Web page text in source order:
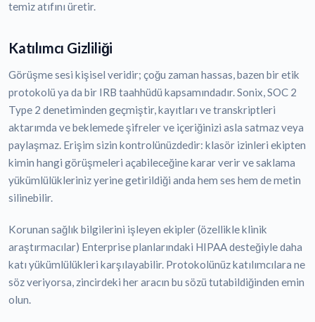
temiz atıfını üretir.
Katılımcı Gizliliği
Görüşme sesi kişisel veridir; çoğu zaman hassas, bazen bir etik
protokolü ya da bir IRB taahhüdü kapsamındadır. Sonix, SOC 2
Type 2 denetiminden geçmiştir, kayıtları ve transkriptleri
aktarımda ve beklemede şifreler ve içeriğinizi asla satmaz veya
paylaşmaz. Erişim sizin kontrolünüzdedir: klasör izinleri ekipten
kimin hangi görüşmeleri açabileceğine karar verir ve saklama
yükümlülükleriniz yerine getirildiği anda hem ses hem de metin
silinebilir.
Korunan sağlık bilgilerini işleyen ekipler (özellikle klinik
araştırmacılar) Enterprise planlarındaki HIPAA desteğiyle daha
katı yükümlülükleri karşılayabilir. Protokolünüz katılımcılara ne
söz veriyorsa, zincirdeki her aracın bu sözü tutabildiğinden emin
olun.